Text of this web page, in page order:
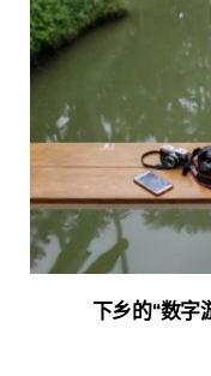
下乡的“数字